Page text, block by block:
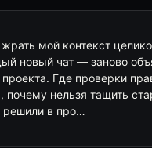
мой контекст
новый чат — заново
Где проверки
почему нельзя тащить
решили в про…